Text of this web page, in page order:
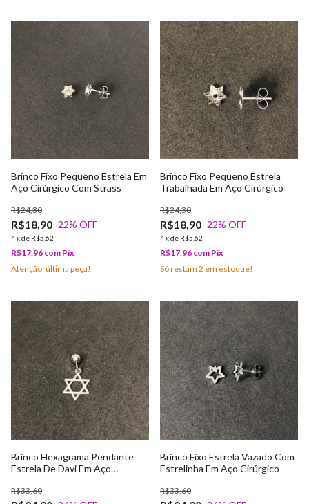
Brinco Fixo Pequeno Estrela Em
Aço Cirúrgico Com Strass
R$18,90
R$24,30
22% OFF
4xde R$5,62
R$17,96 com Pix
Atenção, última peça!
Brinco Fixo Pequeno Estrela
Trabalhada Em Aço Cirúrgico
R$18,90
R$24,30
22% OFF
4xde R$5,62
R$17,96 com Pix
Só restam 2 em estoque!
Brinco Hexagrama Pendante
Estrela De Davi Em Aço
R$33,60
Brinco Fixo Estrela Vazado Com
Estrelinha Em Aço Cirúrgico
R$33,60